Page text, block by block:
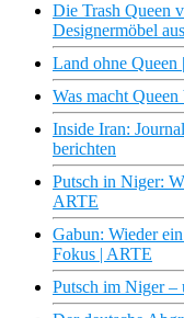
Die Trash Queen
Designermöbel
Land ohne Queen
Was macht
Inside Iran:
berichten
Putsch in Niger:
ARTE
Gabun: Wieder
Fokus | ARTE
Putsch im Niger –